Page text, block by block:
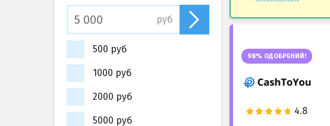
98% ОДОБРЕНИЙ!
руб
500 руб
1000 руб
2000 руб
5000 руб